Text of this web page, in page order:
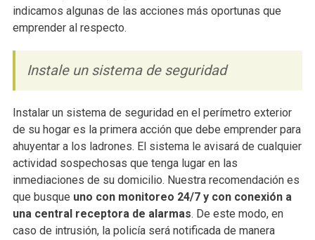
indicamos algunas de las acciones más oportunas que
emprender al respecto.
Instale un sistema de seguridad
Instalar un sistema de seguridad en el perímetro exterior
de su hogar es la primera acción que debe emprender para
ahuyentar a los ladrones. El sistema le avisará de cualquier
actividad sospechosas que tenga lugar en las
inmediaciones de su domicilio. Nuestra recomendación es
que busque uno con monitoreo 24/7 y con conexión a
una central receptora de alarmas. De este modo, en
caso de intrusión, la policía será notificada de manera